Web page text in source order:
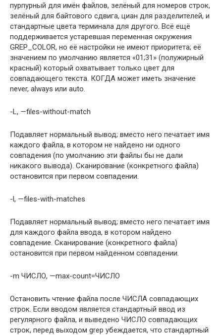
пурпурный для имён файлов, зелёный для номеров строк,
зелёный для байтового сдвига, циан для разделителей, и
стандартные цвета терминала для другого. Всё ещё
поддерживается устаревшая переменная окружения
GREP_COLOR, но её настройки не имеют приоритета; её
значением по умолчанию является «01;31» (полужирный
красный) который охватывает только цвет для
совпадающего текста. КОГДА может иметь значение
never, always или auto.
-L, —files-without-match
Подавляет нормальный вывод; вместо него печатает имя
каждого файла, в котором не найдено ни одного
совпадения (по умолчанию эти файлы бы не дали
никакого вывода). Сканирование (конкретного файла)
остановится при первом совпадении.
-l, —files-with-matches
Подавляет нормальный вывод; вместо него печатает имя
для каждого файла ввода, в котором найдено
совпадение. Сканирование (конкретного файла)
остановится при первом найденном совпадении.
-m ЧИСЛО, —max-count=ЧИСЛО
Остановить чтение файла после ЧИСЛА совпадающих
строк. Если вводом является стандартный ввод из
регулярного файла, и выведено ЧИСЛО совпадающих
строк, перед выходом grep убеждается, что стандартный